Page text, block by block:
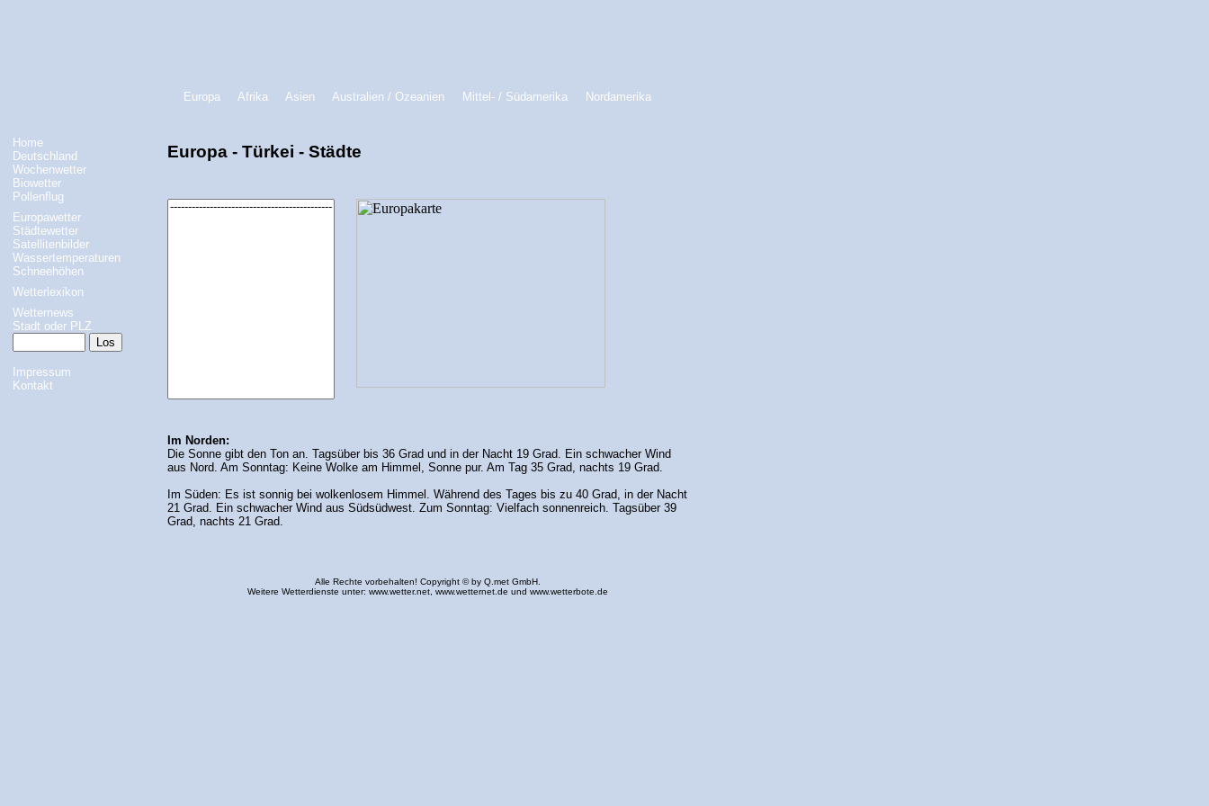
Europa Afrika Asien Australien / Ozeanien Mittel- / Südamerika Nordamerika
Home
Deutschland
Wochenwetter
Biowetter
Pollenflug
Europawetter
Städtewetter
Satellitenbilder
Wassertemperaturen
Schneehöhen
Wetterlexikon
Wetternews
Stadt oder PLZ
Impressum
Kontakt
Europa - Türkei - Städte
Im Norden:
Die Sonne gibt den Ton an. Tagsüber bis 36 Grad und in der Nacht 19 Grad. Ein schwacher Wind
aus Nord. Am Sonntag: Keine Wolke am Himmel, Sonne pur. Am Tag 35 Grad, nachts 19 Grad.
Im Süden: Es ist sonnig bei wolkenlosem Himmel. Während des Tages bis zu 40 Grad, in der Nacht
21 Grad. Ein schwacher Wind aus Südsüdwest. Zum Sonntag: Vielfach sonnenreich. Tagsüber 39
Grad, nachts 21 Grad.
Alle Rechte vorbehalten! Copyright © by Q.met GmbH.
Weitere Wetterdienste unter: www.wetter.net, www.wetternet.de und www.wetterbote.de